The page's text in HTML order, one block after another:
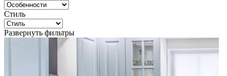
Стиль
Развернуть фильтры